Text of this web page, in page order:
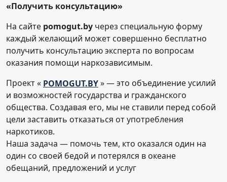
«Получить консультацию»
На сайте pomogut.by через специальную форму
каждый желающий может совершенно бесплатно
получить консультацию эксперта по вопросам
оказания помощи наркозависимым.
Проект « POMOGUT.BY» — это объединение усилий
и возможностей государства и гражданского
общества. Создавая его, мы не ставили перед собой
цели заставить отказаться от употребления
наркотиков.
Наша задача — помочь тем, кто оказался один на
один со своей бедой и потерялся в океане
обещаний, предложений и услуг